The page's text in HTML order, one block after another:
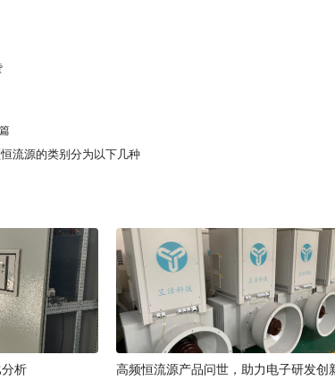
流源的类别分为以下几种
析 高频恒流源产品问世，助力电子研发创